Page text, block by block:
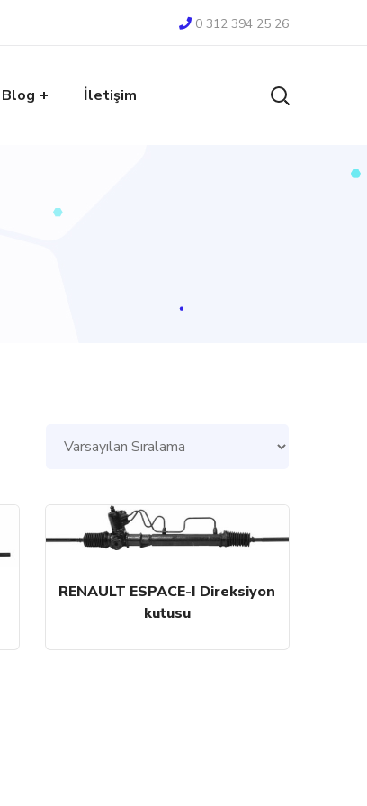
0 312 394 25 26
Blog İletişim
RENAULT ESPACE-I Direksiyon
kutusu